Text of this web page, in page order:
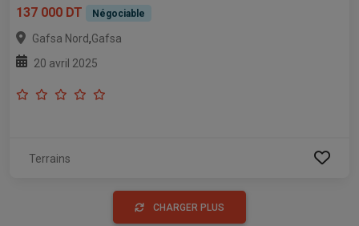
137 000 DT
Négociable
Gafsa Nord,Gafsa
20 avril 2025
Terrains
CHARGER PLUS